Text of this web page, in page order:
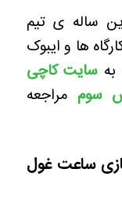
ساله ی تیم
ها و ایبوک
سایت کاچی
سوم مراجعه
ساعت غول